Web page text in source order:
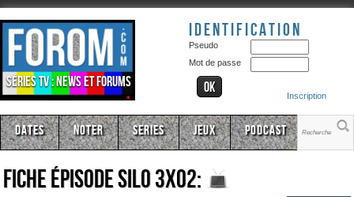
Séries TV : news et forums
Identification
Pseudo
Mot de passe
Inscription
Dates Noter Series Jeux Podcast
Fiche épisodeSilo 3x02: